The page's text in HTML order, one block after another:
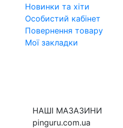
Новинки та хiти
Особистий кабінет
Повернення товару
Мої закладки
НАШI МАЗАЗИНИ
pinguru.com.ua